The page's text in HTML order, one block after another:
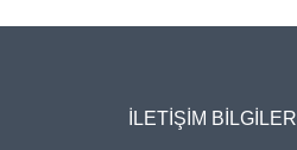
İLETİŞİM BİLGİLERİ